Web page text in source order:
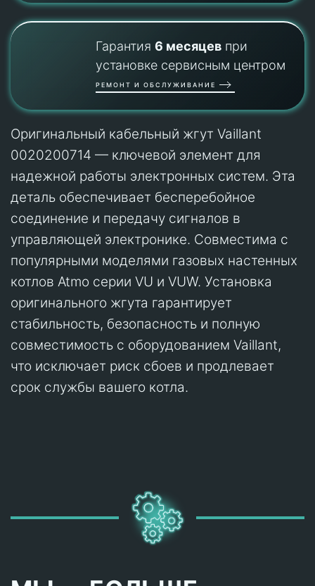
Гарантия 6 месяцевпри
установке сервисным центром
РЕМОНТ И ОБСЛУЖИВАНИЕ
Оригинальный кабельный жгут Vaillant
0020200714 — ключевой элемент для
надежной работы электронных систем. Эта
деталь обеспечивает бесперебойное
соединение и передачу сигналов в
управляющей электронике. Совместима с
популярными моделями газовых настенных
котлов Atmo серии VU и VUW. Установка
оригинального жгута гарантирует
стабильность, безопасность и полную
совместимость с оборудованием Vaillant,
что исключает риск сбоев и продлевает
срок службы вашего котла.